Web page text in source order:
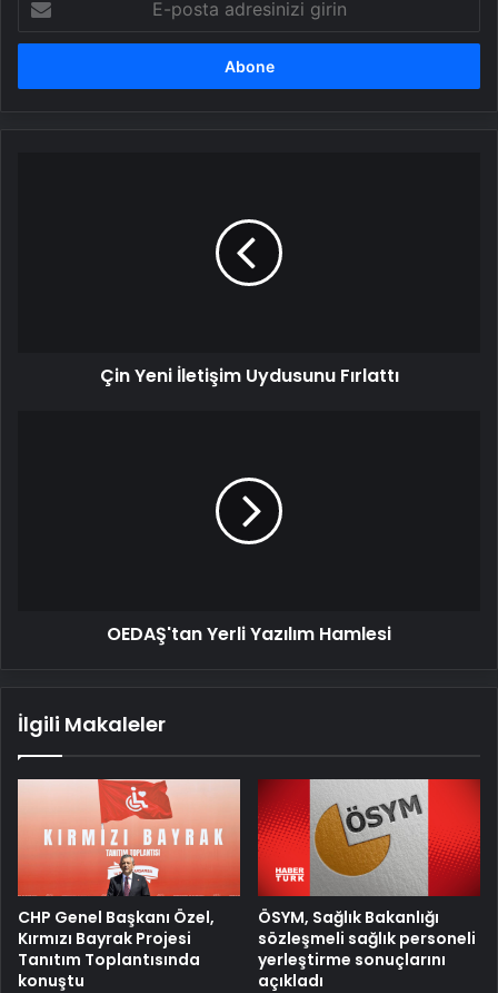
posta
adresinizi
Çin Yeni İletişim Uydusunu Fırlattı
OEDAŞ'tan Yerli Yazılım Hamlesi
İlgili Makaleler
CHP Genel Başkanı Özel,
Kırmızı Bayrak Projesi
Tanıtım Toplantısında
konuştu
ÖSYM, Sağlık Bakanlığı
sözleşmeli sağlık personeli
yerleştirme sonuçlarını
açıkladı